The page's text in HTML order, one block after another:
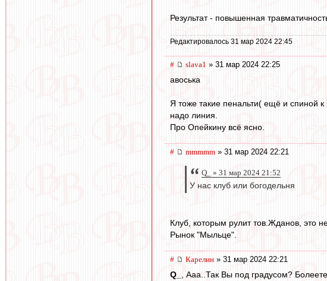
Результат - повышенная
Редактировалось 31 мар 2024 22:45
# slava1 » 31 мар 2024 22:25
авоська
Я тоже такие пенальти( ещё и спиной
надо линия.
Про Опейкину всё ясно.
# mmmmm » 31 мар 2024 22:21
Q_ » 31 мар 2024 21:52
У нас клуб или богодельня
Клуб, которым рулит тов.Жданов, это
Рынок "Мыльце".
# Карелин » 31 мар 2024 22:21
Q_ , Ааа..Так Вы под градусом?